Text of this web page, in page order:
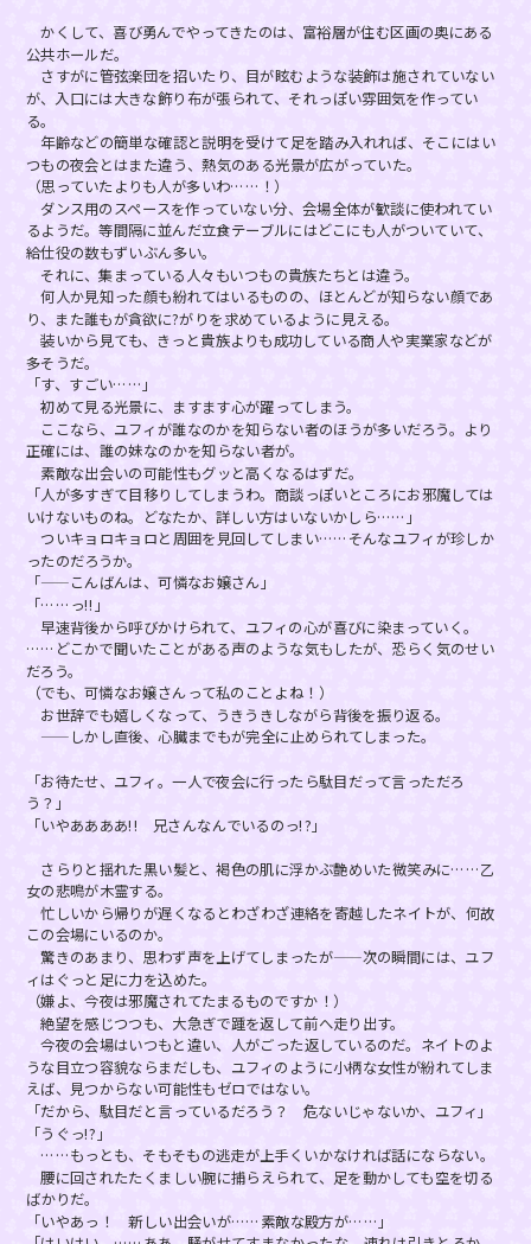
かくして、喜び勇んでやってきたのは、富裕層が住む区画の奥にある
公共ホールだ。
さすがに管弦楽団を招いたり、目が眩むような装飾は施されていない
が、入口には大きな飾り布が張られて、それっぽい雰囲気を作ってい
る。
年齢などの簡単な確認と説明を受けて足を踏み入れれば、そこにはい
つもの夜会とはまた違う、熱気のある光景が広がっていた。
（思っていたよりも人が多いわ……！）
ダンス用のスペースを作っていない分、会場全体が歓談に使われてい
るようだ。等間隔に並んだ立食テーブルにはどこにも人がついていて、
給仕役の数もずいぶん多い。
それに、集まっている人々もいつもの貴族たちとは違う。
何人か見知った顔も紛れてはいるものの、ほとんどが知らない顔であ
り、また誰もが貪欲に?がりを求めているように見える。
装いから見ても、きっと貴族よりも成功している商人や実業家などが
多そうだ。
「す、すごい……」
初めて見る光景に、ますます心が躍ってしまう。
ここなら、ユフィが誰なのかを知らない者のほうが多いだろう。より
正確には、誰の妹なのかを知らない者が。
素敵な出会いの可能性もグッと高くなるはずだ。
「人が多すぎて目移りしてしまうわ。商談っぽいところにお邪魔しては
いけないものね。どなたか、詳しい方はいないかしら……」
ついキョロキョロと周囲を見回してしまい……そんなユフィが珍しか
ったのだろうか。
「——こんばんは、可憐なお嬢さん」
「……っ!!」
早速背後から呼びかけられて、ユフィの心が喜びに染まっていく。
……どこかで聞いたことがある声のような気もしたが、恐らく気のせい
だろう。
（でも、可憐なお嬢さんって私のことよね！）
お世辞でも嬉しくなって、うきうきしながら背後を振り返る。
——しかし直後、心臓までもが完全に止められてしまった。
「お待たせ、ユフィ。一人で夜会に行ったら駄目だって言っただろ
う？」
「いやああああ!! 兄さんなんでいるのっ!?」
さらりと揺れた黒い髪と、褐色の肌に浮かぶ艶めいた微笑みに……乙
女の悲鳴が木霊する。
忙しいから帰りが遅くなるとわざわざ連絡を寄越したネイトが、何故
この会場にいるのか。
驚きのあまり、思わず声を上げてしまったが——次の瞬間には、ユフ
ィはぐっと足に力を込めた。
（嫌よ、今夜は邪魔されてたまるものですか！）
絶望を感じつつも、大急ぎで踵を返して前へ走り出す。
今夜の会場はいつもと違い、人がごった返しているのだ。ネイトのよ
うな目立つ容貌ならまだしも、ユフィのように小柄な女性が紛れてしま
えば、見つからない可能性もゼロではない。
「だから、駄目だと言っているだろう？ 危ないじゃないか、ユフィ」
「うぐっ!?」
……もっとも、そもそもの逃走が上手くいかなければ話にならない。
腰に回されたたくましい腕に捕らえられて、足を動かしても空を切る
ばかりだ。
「いやあっ！ 新しい出会いが……素敵な殿方が……」